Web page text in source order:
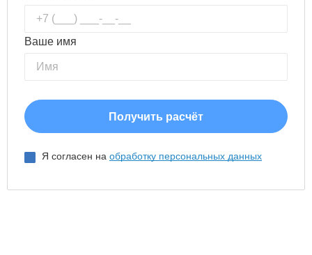
Ваше имя
Я согласен на обработку персональных данных